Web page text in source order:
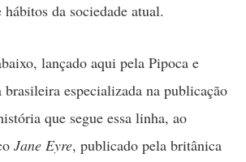
da sociedade atual.
lançado aqui pela Pipoca e
especializada na publicação
que segue essa linha, ao
Jane Eyre, publicado pela britânica